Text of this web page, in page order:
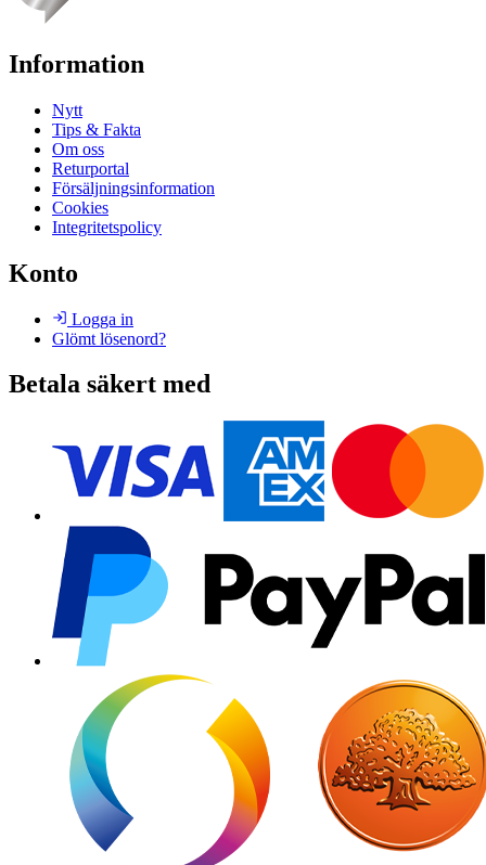
Information
Nytt
Tips & Fakta
Om oss
Returportal
Försäljningsinformation
Cookies
Integritetspolicy
Konto
Logga in
Glömt lösenord?
Betala säkert med